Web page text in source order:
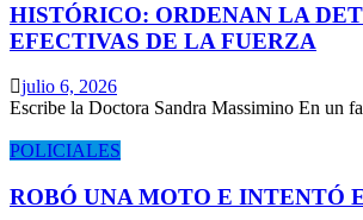
HISTÓRICO: ORDENAN LA
EFECTIVAS DE LA FUERZA
julio 6, 2026
Escribe la Doctora Sandra Massimino En un
POLICIALES
ROBÓ UNA MOTO E INTENTÓ